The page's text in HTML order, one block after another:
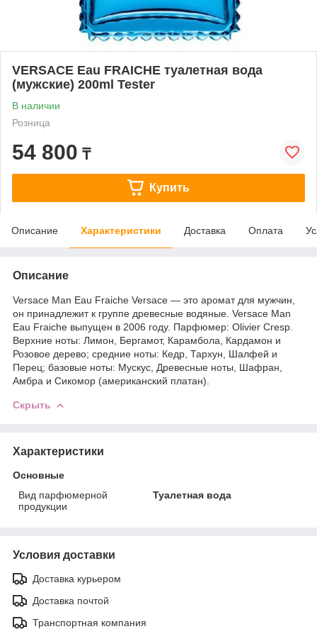
VERSACE Eau FRAICHE туалетная вода
(мужские) 200ml Tester
В наличии
Розница
54 800 ₸
Купить
Описание Характеристики Доставка Оплата
Описание
Versace Man Eau Fraiche Versace — это аромат для мужчин,
он принадлежит к группе древесные водяные. Versace Man
Eau Fraiche выпущен в 2006 году. Парфюмер: Olivier Cresp.
Верхние ноты: Лимон, Бергамот, Карамбола, Кардамон и
Розовое дерево; средние ноты: Кедр, Тархун, Шалфей и
Перец; базовые ноты: Мускус, Древесные ноты, Шафран,
Амбра и Сикомор (американский платан).
Скрыть
Характеристики
Основные
Вид парфюмерной
продукции
Туалетная вода
Условия доставки
Доставка курьером
Доставка почтой
Транспортная компания